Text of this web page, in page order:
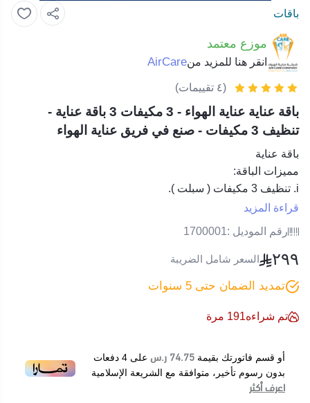
باقات
موزع معتمد
انقر هنا للمزيد منAirCare
(٤ تقييمات)
باقة عناية عناية الهواء - 3 مكيفات 3 باقة عناية -
تنظيف 3 مكيفات - صنع في فريق عناية الهواء
باقة عناية
مميزات الباقة:
i. تنظيف 3 مكيفات ( سبلت ).
ii. لكل مكيف إضافي فقط 50 ريال.
الشروط والأحكام:
i. تقديم الخدمة حصري للمدن : ( الرياض – الدمام – الخبر –
ii. خصم إضافي على الباقة بـ 15% عند شراء اي مكيف من احد
فروعنا او الموقع الالكتروني او التطبيق.
iii. لا ينطبق الخصم مع أي خصومات أخرى موسمية او اكواد خصم
iv. الخدمة تتم في منزل واحد فقط ( بنفس المبنى – او داخل
شقة واحدة )
v. في حال المكيف احتاج للصيانة يتحمل العميل تكلفة الصيانة
قراءة المزيد
رقم الموديل :1700001
٢٩٩ السعر شامل الضريبة
تمديد الضمان حتى 5 سنوات
تم شراءه191 مرة
أو قسم فاتورتك بقيمة 74.75 ر.س على 4 دفعات
بدون رسوم تأخير، متوافقة مع الشريعة الإسلامية
اعرف أكثر